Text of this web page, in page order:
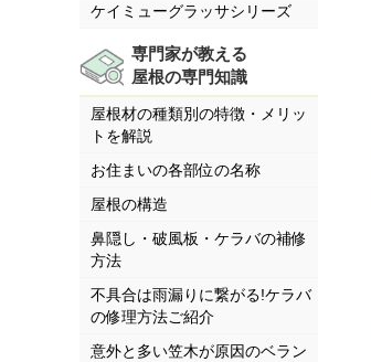
ケイミューグラッサシリーズ
専門家が教える
屋根の専門知識
屋根材の種類別の特徴・メリッ
トを解説
お住まいの各部位の名称
屋根の構造
鼻隠し・破風板・ケラバの補修
方法
不具合は雨漏りに繋がる!ケラバ
の修理方法ご紹介
意外と多い笠木が原因のベラン